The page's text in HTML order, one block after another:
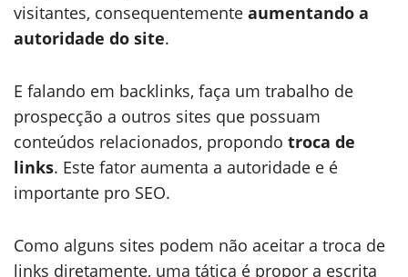
visitantes, consequentemente aumentando a
autoridade do site.
E falando em backlinks, faça um trabalho de
prospecção a outros sites que possuam
conteúdos relacionados, propondo troca de
links. Este fator aumenta a autoridade e é
importante pro SEO.
Como alguns sites podem não aceitar a troca de
links diretamente, uma tática é propor a escrita